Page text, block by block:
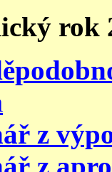
rok
z